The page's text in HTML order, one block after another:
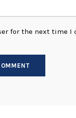
for the next time I